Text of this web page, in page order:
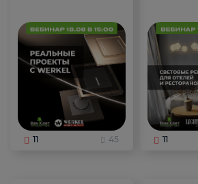
11 45 11